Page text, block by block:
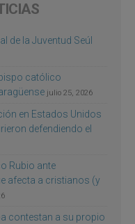
de la Juventud Seúl
católico
julio 25, 2026
en Estados Unidos
defendiendo el
Rubio ante
afecta a cristianos (y
contestan a su propio